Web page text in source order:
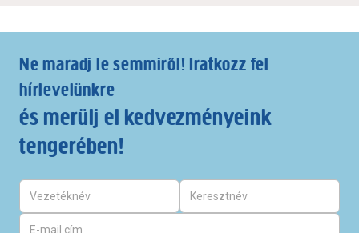
Ne maradj le semmiről! Iratkozz fel
hírlevelünkre
és merülj el kedvezményeink
tengerében!